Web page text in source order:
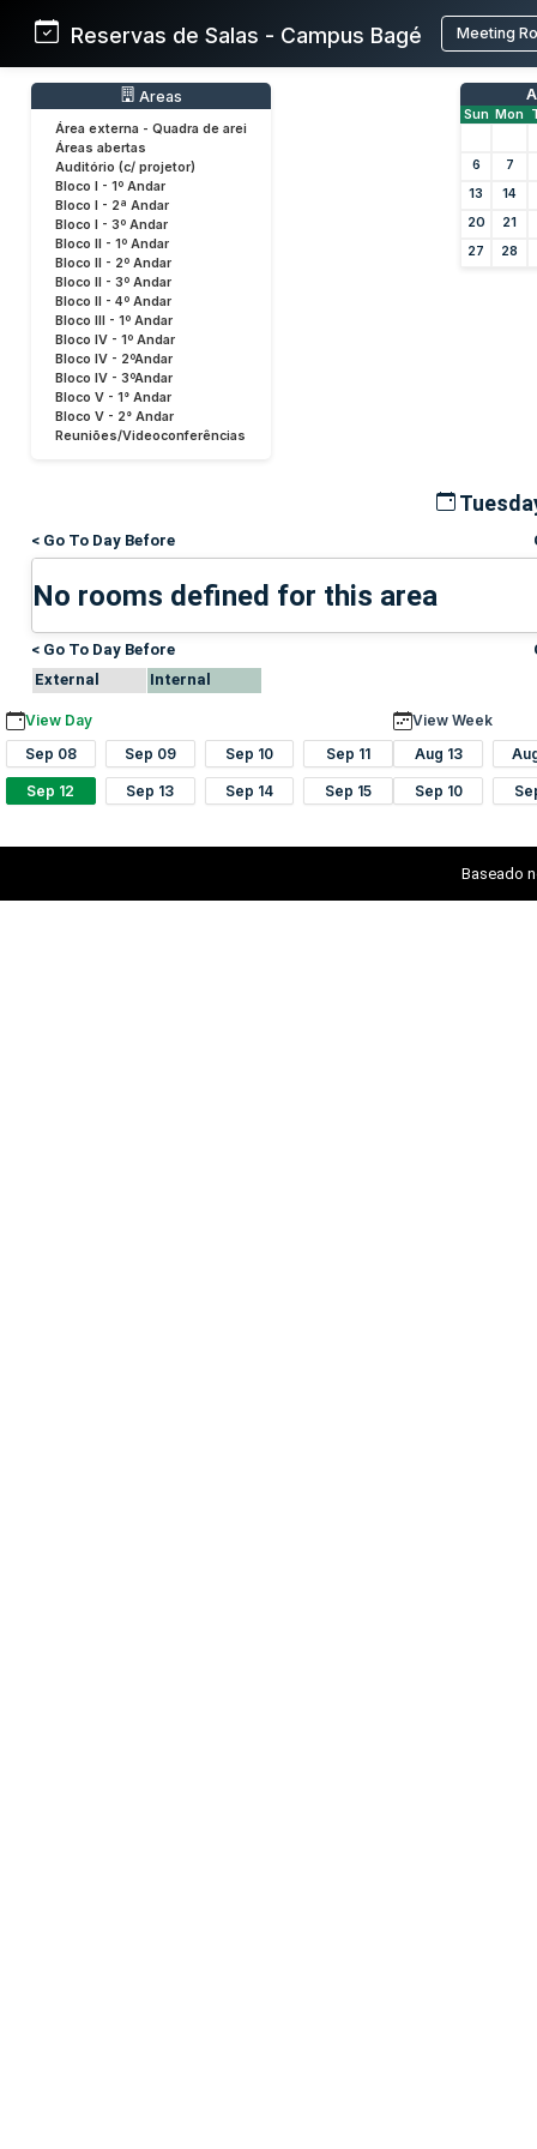
Reservas de Salas - Campus Bagé Meeting
Areas
Área externa - Quadra de arei
Áreas abertas
Auditório (c/ projetor)
Bloco I - 1º Andar
Bloco I - 2ª Andar
Bloco I - 3º Andar
Bloco II - 1º Andar
Bloco II - 2º Andar
Bloco II - 3º Andar
Bloco II - 4º Andar
Bloco III - 1º Andar
Bloco IV - 1º Andar
Bloco IV - 2ºAndar
Bloco IV - 3ºAndar
Bloco V - 1° Andar
Bloco V - 2° Andar
Reuniões/Videoconferências
Sun Mon
6
7
13
14
20
21
27
28
< Go To Day Before
No rooms defined for this area
< Go To Day Before
External
Internal
View Day
Sep 08
Sep 09 Sep 10 Sep 11
Sep 12 Sep 13 Sep 14 Sep 15
View Week
Aug 13
Sep 10
Baseado